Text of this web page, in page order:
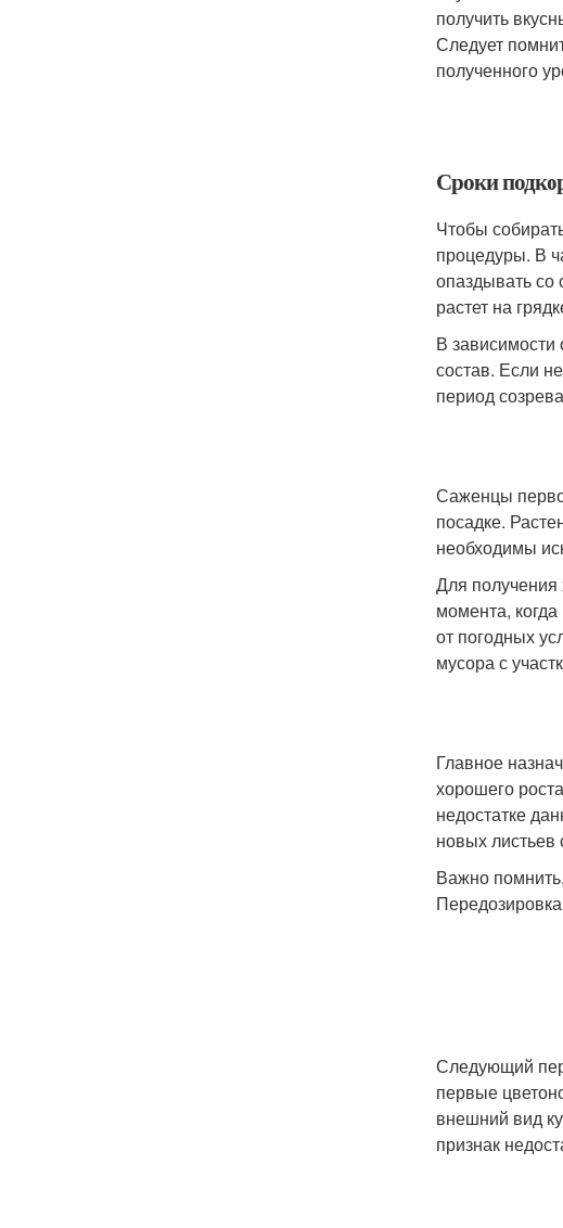
получить
Следует
полученного
Сроки
Чтобы
процедуры. В
опаздывать со
растет на
В зависимости
состав. Если
период
Саженцы
посадке.
необходимы
Для получения
момента,
от погодных
мусора с
Главное
хорошего
недостатке
новых листьев
Важно
Следующий
первые
внешний вид
признак